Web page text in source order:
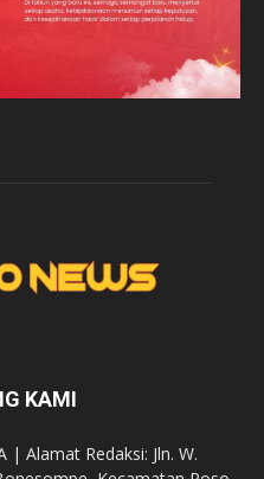
KAMI
| Alamat Redaksi: Jln. W.